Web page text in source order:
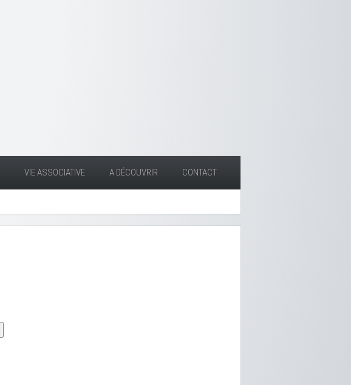
VIE ASSOCIATIVE A DÉCOUVRIR CONTACT